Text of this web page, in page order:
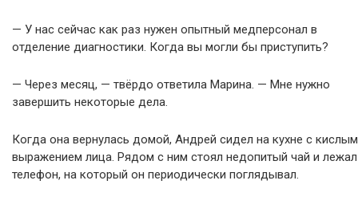
— У нас сейчас как раз нужен опытный медперсонал в
отделение диагностики. Когда вы могли бы приступить?
— Через месяц, — твёрдо ответила Марина. — Мне нужно
завершить некоторые дела.
Когда она вернулась домой, Андрей сидел на кухне с кислым
выражением лица. Рядом с ним стоял недопитый чай и лежал
телефон, на который он периодически поглядывал.